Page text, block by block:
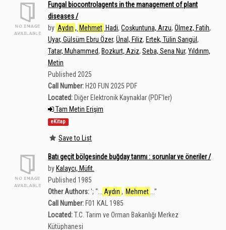
Fungal biocontrolagents in the management of plant
diseases /
by Aydın , Mehmet Hadi,Coşkuntuna, Arzu,Ölmez, Fatih,
Uyar, Gülsüm Ebru Özer, Ünal, Filiz, Ertek, Tülin Sarıgül ,
Tatar, Muhammed, Bozkurt, Aziz, Seba, Sena Nur, Yıldırım,
Metin
Published 2025
Call Number: H20 FUN 2025 PDF
Located: Diğer Elektronik Kaynaklar (PDF'ler)
Tam Metin Erişim
eKitap
Save to List
Batı geçit bölgesinde buğday tarımı : sorunlar ve öneriler /
by Kalaycı, Müfit.
Published 1985
Other Authors:'; “ Aydın , Mehmet ...”
Call Number: F01 KAL 1985
Located:T.C. Tarım ve Orman Bakanlığı Merkez
Kütüphanesi